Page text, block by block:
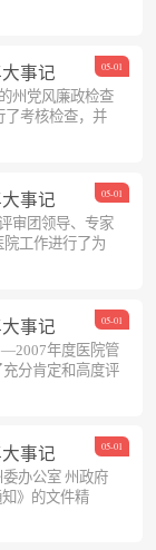
事记
州党风廉政检查
了考核检查，并
05-01
事记
审团领导、专家
工作进行了为
05-01
事记
年度医院管
分肯定和高度评
05-01
事记
办公室 州政府
》的文件精
05-01